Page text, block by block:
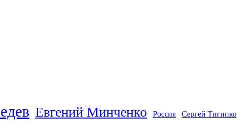
Евгений Минченко Россия Сергей Тигипко